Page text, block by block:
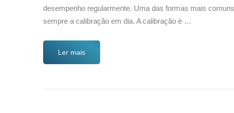
desempenho regularmente. Uma das formas mais
sempre a calibração em dia. A calibração é …
Ler mais